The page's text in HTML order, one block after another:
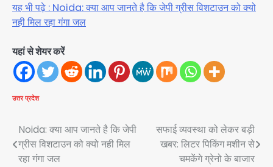
यह भी पढ़े : Noida: क्या आप जानते है कि जेपी ग्रीस विशटाउन को क्यो
नही मिल रहा गंगा जल
यहां से शेयर करें
उत्तर प्रदेश
Post
navigation
Noida: क्या आप जानते है कि जेपी
ग्रीस विशटाउन को क्यो नही मिल
रहा गंगा जल
सफाई व्यवस्था को लेकर बड़ी
खबर: लिटर पिकिंग मशीन से
चमकेंगे ग्रेनो के बाजार